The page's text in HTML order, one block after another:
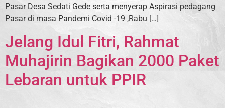
Pasar Desa Sedati Gede serta menyerap Aspirasi pedagang
Pasar di masa Pandemi Covid -19 ,Rabu […]
Jelang Idul Fitri, Rahmat
Muhajirin Bagikan 2000 Paket
Lebaran untuk PPIR